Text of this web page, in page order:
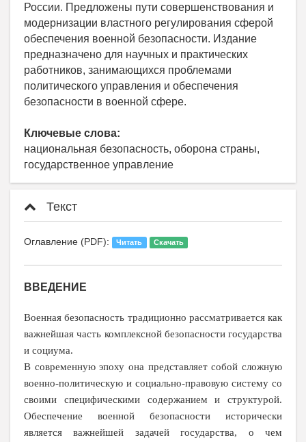
России. Предложены пути совершенствования и
модернизации властного регулирования сферой
обеспечения военной безопасности. Издание
предназначено для научных и практических
работников, занимающихся проблемами
политического управления и обеспечения
безопасности в военной сфере.
Ключевые слова:
национальная безопасность, оборона страны,
государственное управление
Текст
Оглавление (PDF): Читать Скачать
ВВЕДЕНИЕ
Военная безопасность традиционно рассматривается как
важнейшая часть комплексной безопасности государства
и социума.
В современную эпоху она представляет собой сложную
военно-политическую и социально-правовую систему со
своими специфическими содержанием и структурой.
Обеспечение военной безопасности исторически
является важнейшей задачей государства, о чем